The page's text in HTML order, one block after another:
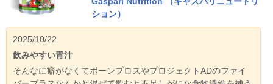
ション）
2025/10/22
飲みやすい青汁
そんなに癖がなくてボーンブロスやプロジェクトADのファイ